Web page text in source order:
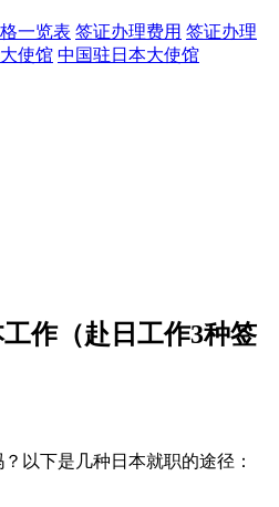
一览表 签证办理费用 签证办理
使馆 中国驻日本大使馆
作（赴日工作3种签
以下是几种日本就职的途径：